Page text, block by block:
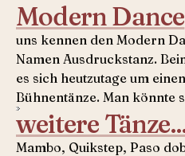
Modern Dance
uns kennen den Modern
Namen Ausdruckstanz.
es sich heutzutage um
Bühnentänze. Man könnte
weitere
Mambo, Quikstep, Paso